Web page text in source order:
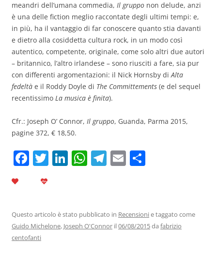
meandri dell’umana commedia, Il gruppo non delude, anzi
è una delle fiction meglio raccontate degli ultimi tempi: e,
in più, ha il vantaggio di far conoscere quanto stia davanti
e dietro alla cosiddetta cultura rock, in un modo così
autentico, competente, originale, come solo altri due autori
– britannico, l’altro irlandese – sono riusciti a fare, sia pur
con differenti argomentazioni: il Nick Hornsby diAlta
fedeltà e il Roddy Doyle di The Committements (e del sequel
recentissimo La musica è finita).
Cfr.: Joseph O’ Connor, Il gruppo, Guanda, Parma 2015,
pagine 372, € 18,50.
F
b
o
T Li
dI
n
W
A
p
T
a
m
E
vi
di
Questo articolo è stato pubblicato in Recensionie taggato come
Guido Michelone, Joseph O'Connor il06/08/2015da fabrizio
centofanti